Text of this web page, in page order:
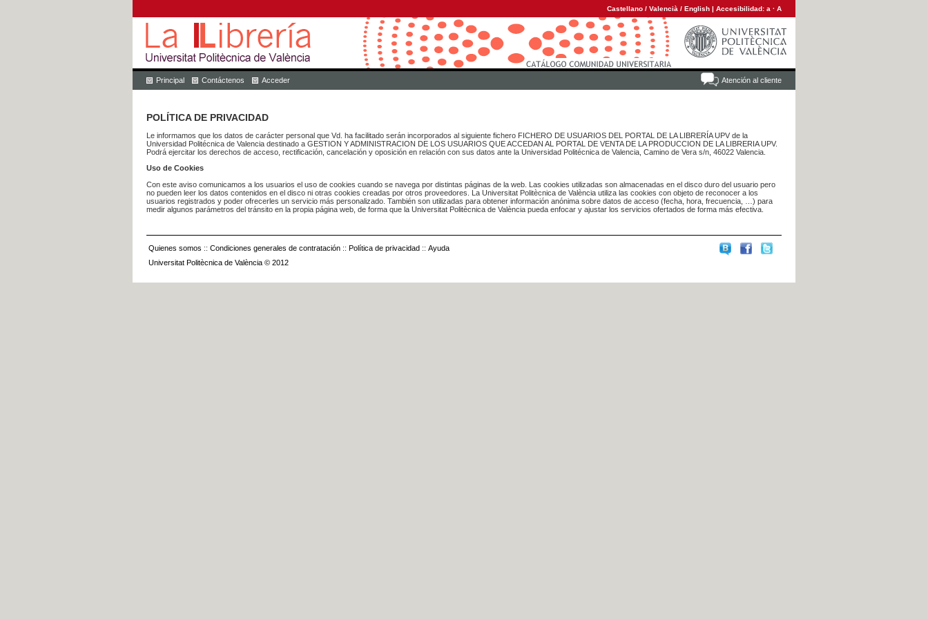
Castellano / Valencià / English | Accesibilidad: a · A
Atención al cliente
Principal Contáctenos Acceder
POLÍTICA DE PRIVACIDAD
Le informamos que los datos de carácter personal que Vd. ha facilitado serán incorporados al siguiente fichero FICHERO DE USUARIOS DEL PORTAL DE LA LIBRERÍA UPV de la
Universidad Politécnica de Valencia destinado a GESTION Y ADMINISTRACION DE LOS USUARIOS QUE ACCEDAN AL PORTAL DE VENTA DE LA PRODUCCION DE LA LIBRERIA UPV.
Podrá ejercitar los derechos de acceso, rectificación, cancelación y oposición en relación con sus datos ante la Universidad Politécnica de Valencia, Camino de Vera s/n, 46022 Valencia.
Uso de Cookies
Con este aviso comunicamos a los usuarios el uso de cookies cuando se navega por distintas páginas de la web. Las cookies utilizadas son almacenadas en el disco duro del usuario pero
no pueden leer los datos contenidos en el disco ni otras cookies creadas por otros proveedores. La Universitat Politècnica de València utiliza las cookies con objeto de reconocer a los
usuarios registrados y poder ofrecerles un servicio más personalizado. También son utilizadas para obtener información anónima sobre datos de acceso (fecha, hora, frecuencia, …) para
medir algunos parámetros del tránsito en la propia página web, de forma que la Universitat Politècnica de València pueda enfocar y ajustar los servicios ofertados de forma más efectiva.
Quienes somos :: Condiciones generales de contratación :: Política de privacidad :: Ayuda
Universitat Politècnica de València © 2012